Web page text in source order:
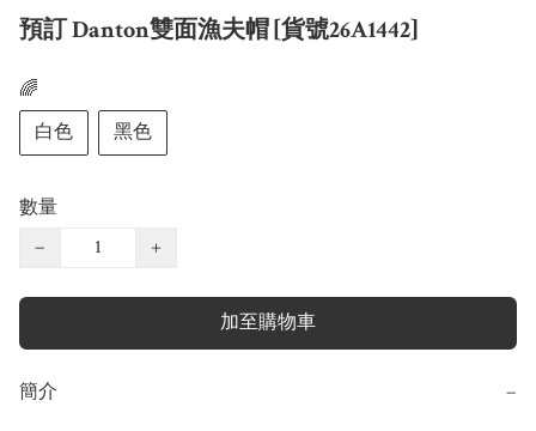
預訂 Danton雙面漁夫帽 [貨號26A1442]
🌈
白色
黑色
數量
−
+
加至購物車
簡介 −